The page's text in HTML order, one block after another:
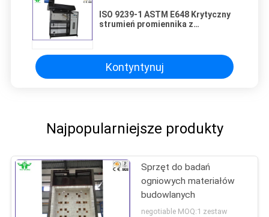
ISO 9239-1 ASTM E648 Krytyczny
strumień promiennika z
Kontyntynuj
Najpopularniejsze produkty
Sprzęt do badań
ogniowych materiałów
budowlanych
negotiable MOQ:1 zestaw